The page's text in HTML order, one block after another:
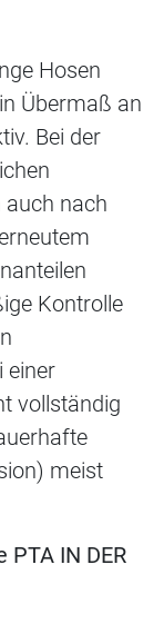
Hosen
Übermaß an
Bei der
nach
Kontrolle
einer
vollständig
meist
IN DER